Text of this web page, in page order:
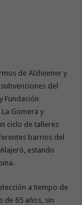
de Alzheimer y
del
Fundación
Gomera y
ciclo de talleres
barrios del
estando
a tiempo de
de 65 años, sin